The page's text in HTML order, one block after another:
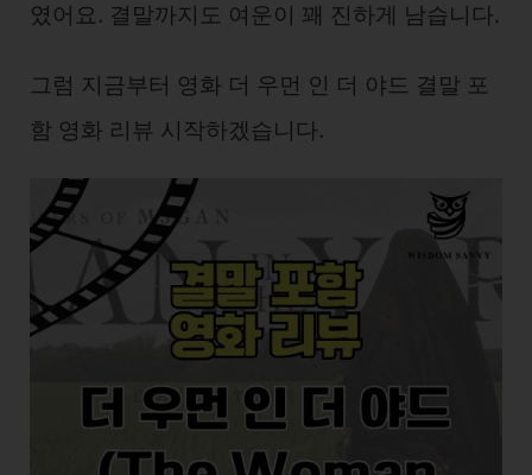
였어요. 결말까지도 여운이 꽤 진하게 남습니다.
그럼 지금부터 영화 더 우먼 인 더 야드 결말 포
함 영화 리뷰 시작하겠습니다.